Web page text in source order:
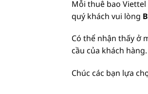
Mỗi thuê bao
quý khách vui lòng
Có thể nhận thấy ở
cầu của khách hàng.
Chúc các bạn lựa